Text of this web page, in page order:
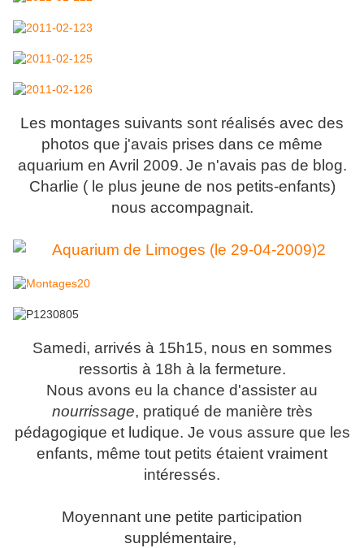
Les montages suivants sont réalisés avec des
photos que j'avais prises dans ce même
aquarium en Avril 2009. Je n'avais pas de blog.
Charlie ( le plus jeune de nos petits-enfants)
nous accompagnait.
Samedi, arrivés à 15h15, nous en sommes
ressortis à 18h à la fermeture.
Nous avons eu la chance d'assister au
nourrissage, pratiqué de manière très
pédagogique et ludique. Je vous assure que les
enfants, même tout petits étaient vraiment
intéressés.
Moyennant une petite participation
supplémentaire,